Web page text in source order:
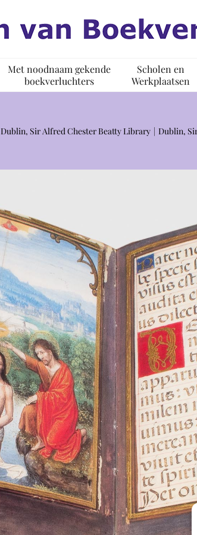
Met noodnaam gekende
boekverluchters
Scholen en
Werkplaatsen
Dublin, Sir Alfred Chester Beatty Library Dublin,